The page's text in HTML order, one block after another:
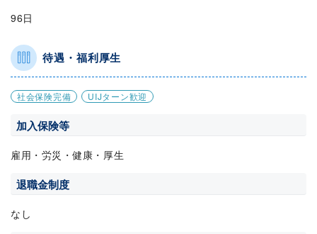
96日
待遇・福利厚生
社会保険完備 UIJターン歓迎
加入保険等
雇用・労災・健康・厚生
退職金制度
なし